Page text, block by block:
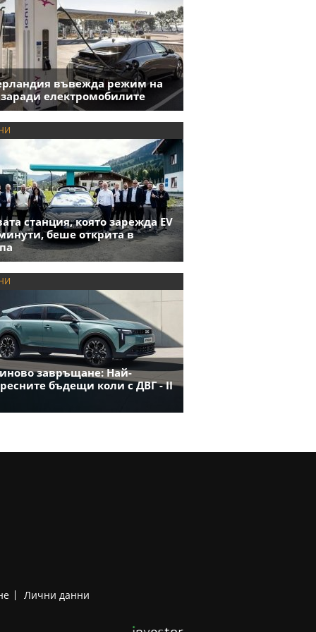
въвежда режим на
заради електромобилите
станция, която зарежда EV
беше открита в
завръщане: Най-
бъдещи коли с ДВГ - II
Лични данни